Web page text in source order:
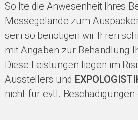
Sollte die Anwesenheit Ihres
Messegelände zum
sein so benötigen wir Ihren
mit Angaben zur Behandlung
Diese Leistungen liegen im
Ausstellers und
nicht für evtl. Beschädigungen